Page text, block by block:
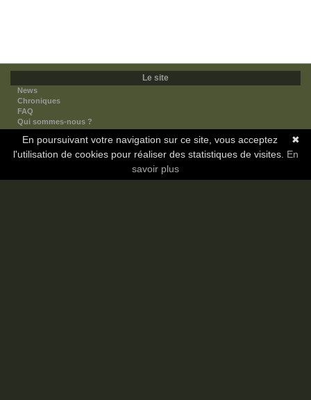
Le site
News
Chroniques
FAQ
Qui sommes-nous ?
Nos partenaires
Faites-nous connaitre
Nous contacter
✖
En poursuivant votre navigation sur ce site, vous acceptez
l'utilisation de cookies pour réaliser des statistiques de visites. En
savoir plus